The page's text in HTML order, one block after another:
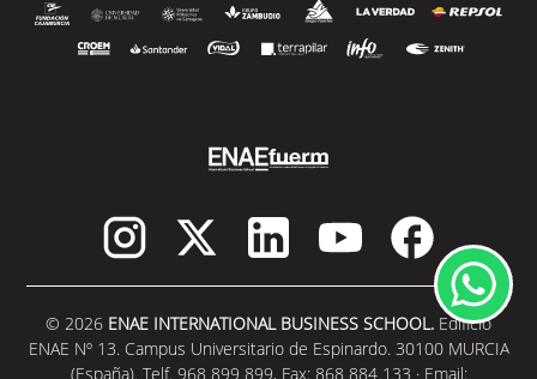
© 2026 ENAE INTERNATIONAL BUSINESS SCHOOL. Edificio
ENAE Nº 13. Campus Universitario de Espinardo. 30100 MURCIA
(España). Telf. 968 899 899, Fax: 868 884 133 · Email: